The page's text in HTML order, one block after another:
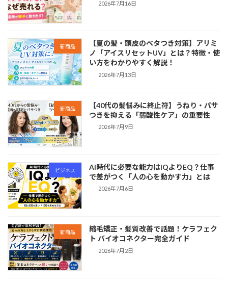
2026年7月16日
新商品
【夏の髪・頭皮のベタつき対策】アリミ
ノ「アイスリセットUV」とは？特徴・使
い方をわかりやすく解説！
2026年7月13日
新商品
【40代の髪悩みに終止符】うねり・パサ
つきを抑える「弱酸性ケア」の重要性
2026年7月9日
ビジネス
AI時代に必要な能力はIQよりEQ？仕事
で差がつく「人の心を動かす力」とは
2026年7月6日
新商品
縮毛矯正・髪質改善で話題！ケラフェク
ト バイオコネクター完全ガイド
2026年7月2日